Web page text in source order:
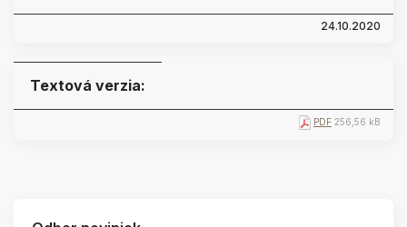
24.10.2020
Textová verzia:
PDF 256,56 kB